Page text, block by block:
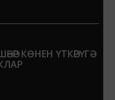
КӨНЕН ҮТКӘРҮГӘ